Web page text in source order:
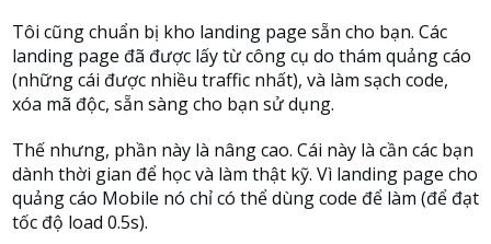
Tôi cũng chuẩn bị kho landing page sẵn cho bạn. Các
landing page đã được lấy từ công cụ do thám quảng cáo
(những cái được nhiều traffic nhất), và làm sạch code,
xóa mã độc, sẵn sàng cho bạn sử dụng.
Thế nhưng, phần này là nâng cao. Cái này là cần các bạn
dành thời gian để học và làm thật kỹ. Vì landing page cho
quảng cáo Mobile nó chỉ có thể dùng code để làm (để đạt
tốc độ load 0.5s).